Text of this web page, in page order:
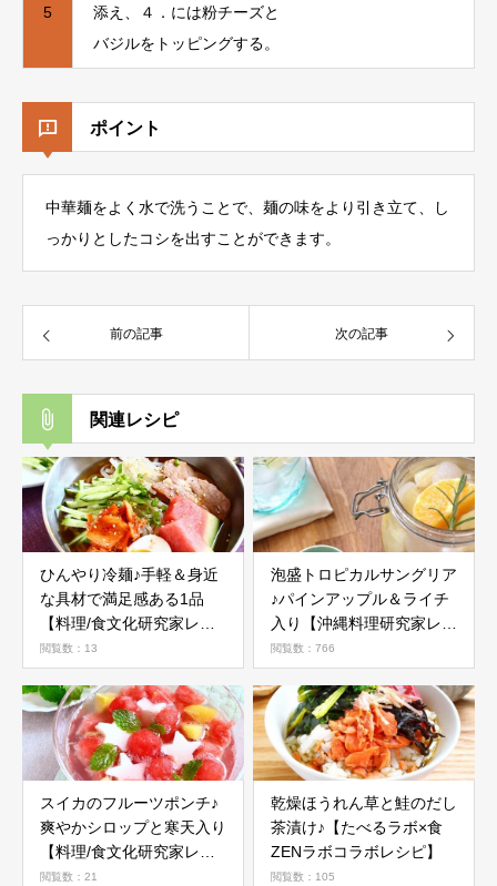
5
添え、４．には粉チーズと
バジルをトッピングする。
ポイント
中華麺をよく水で洗うことで、麺の味をより引き立て、し
っかりとしたコシを出すことができます。
前の記事 次の記事
関連レシピ
ひんやり冷麺♪手軽＆身近
な具材で満足感ある1品
【料理/食文化研究家レシ
ピ】
閲覧数：13
泡盛トロピカルサングリア
♪パインアップル＆ライチ
入り【沖縄料理研究家レシ
ピ】
閲覧数：766
スイカのフルーツポンチ♪
爽やかシロップと寒天入り
【料理/食文化研究家レシ
ピ】
閲覧数：21
乾燥ほうれん草と鮭のだし
茶漬け♪【たべるラボ×食
ZENラボコラボレシピ】
閲覧数：105